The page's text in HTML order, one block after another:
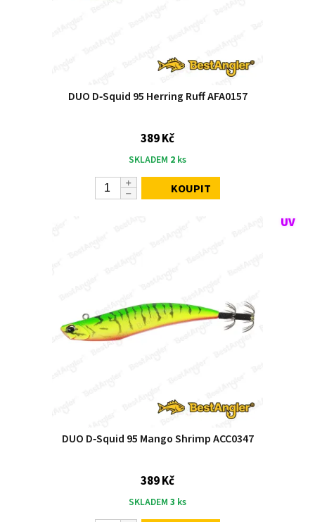
DUO D‑Squid 95 Herring Ruff AFA0157
389 Kč
SKLADEM 2 ks
KOUPIT
DUO D‑Squid 95 Mango Shrimp ACC0347
389 Kč
SKLADEM 3 ks